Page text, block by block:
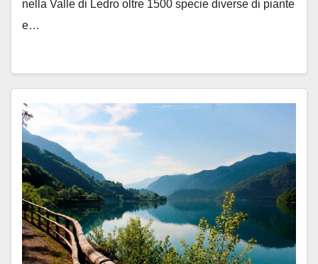
nella Valle di Ledro oltre 1500 specie diverse di piante
e…